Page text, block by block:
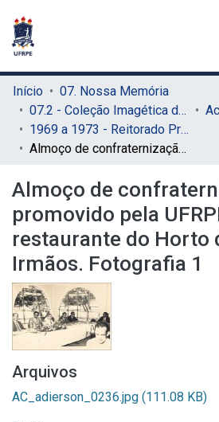
Início
07. Nossa Memória
07.2 - Coleção Imagética do SIB
1969 a 1973 - Reitorado Prof. Adierson Erasmo de Azevedo
Almoço de confraternização promovido pela UFRPE no restaurante do Horto de Dois Irmãos. Fotografia 1
Almoço de
promovido pela
restaurante do Horto
Irmãos. Fotografia 1
Arquivos
AC_adierson_0236.jpg (111.08 KB)